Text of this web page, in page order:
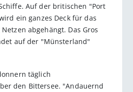
Auf der britischen "Port
ein ganzes Deck für das
abgehängt. Das Gros
auf der "Münsterland"
täglich
den Bittersee. "Andauernd